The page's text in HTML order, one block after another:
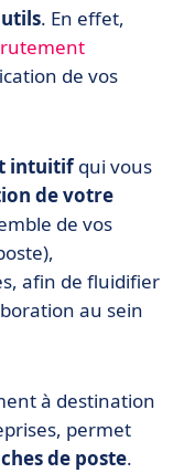
. En effet,
de vos
intuitifqui vous
de votre
de vos
afin de fluidifier
au sein
à destination
permet
de poste.